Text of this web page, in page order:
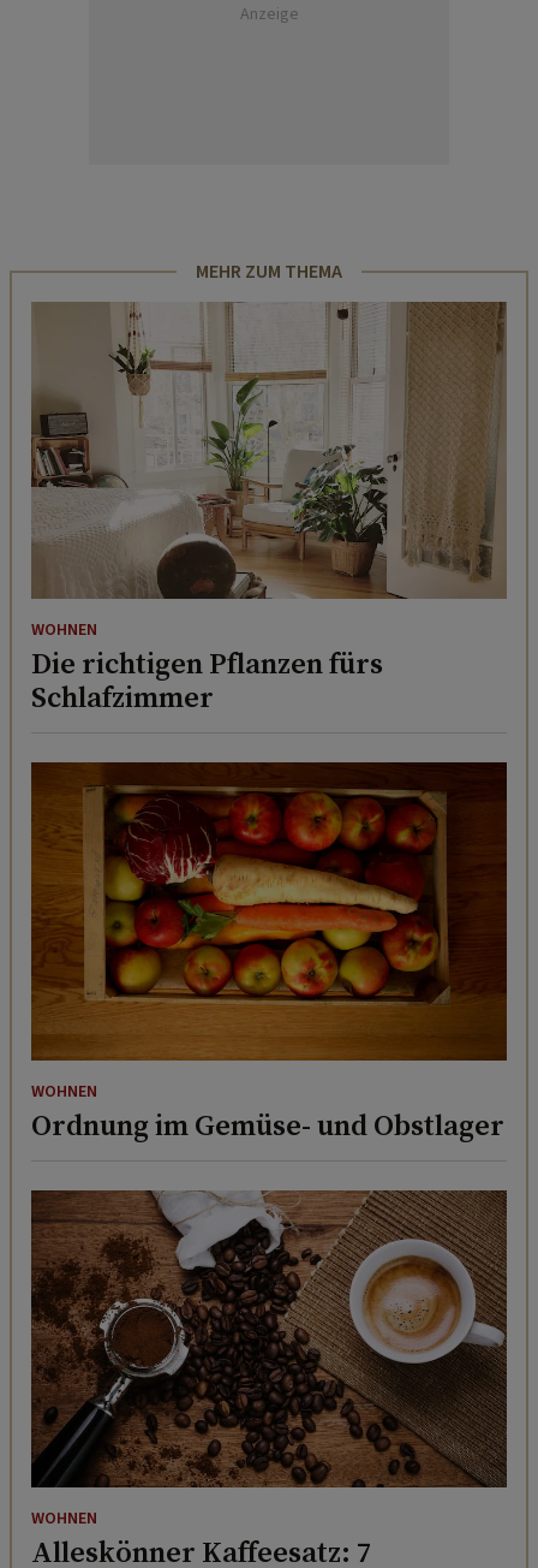
Anzeige
MEHR ZUM THEMA
WOHNEN
Die richtigen Pflanzen fürs
Schlafzimmer
WOHNEN
Ordnung im Gemüse- und Obstlager
WOHNEN
Alleskönner Kaffeesatz: 7